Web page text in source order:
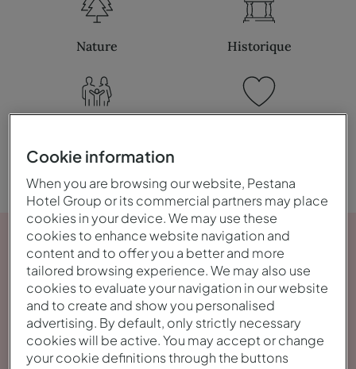
Nature Historique
Cookie information
When you are browsing our website, Pestana
Hotel Group or its commercial partners may place
cookies in your device. We may use these
cookies to enhance website navigation and
content and to offer you a better and more
tailored browsing experience. We may also use
cookies to evaluate your navigation in our website
and to create and show you personalised
advertising. By default, only strictly necessary
cookies will be active. You may accept or change
your cookie definitions through the buttons